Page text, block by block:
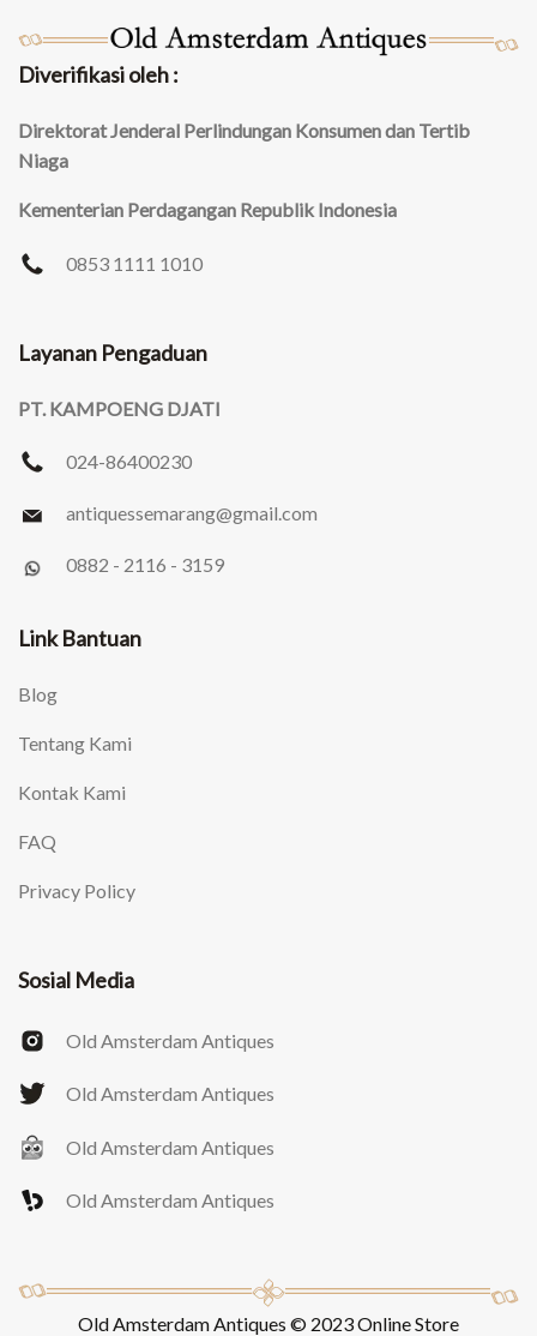
Diverifikasi oleh :
Direktorat Jenderal Perlindungan Konsumen dan Tertib
Niaga
Kementerian Perdagangan Republik Indonesia
0853 1111 1010
Layanan Pengaduan
PT. KAMPOENG DJATI
024-86400230
antiquessemarang@gmail.com
0882 - 2116 - 3159
Link Bantuan
Blog
Tentang Kami
Kontak Kami
FAQ
Privacy Policy
Sosial Media
Old Amsterdam Antiques
Old Amsterdam Antiques
Old Amsterdam Antiques
Old Amsterdam Antiques
Old Amsterdam Antiques © 2023 Online Store